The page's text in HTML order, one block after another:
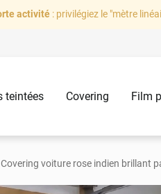
activité: privilégiez le "mètre
teintées Covering Film
Covering voiture rose indien brillant